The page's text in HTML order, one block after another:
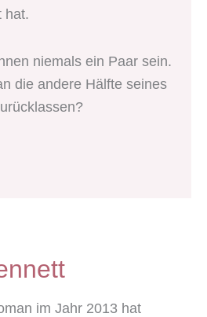
hat.
niemals ein Paar sein.
die andere Hälfte seines
im Jahr 2013 hat